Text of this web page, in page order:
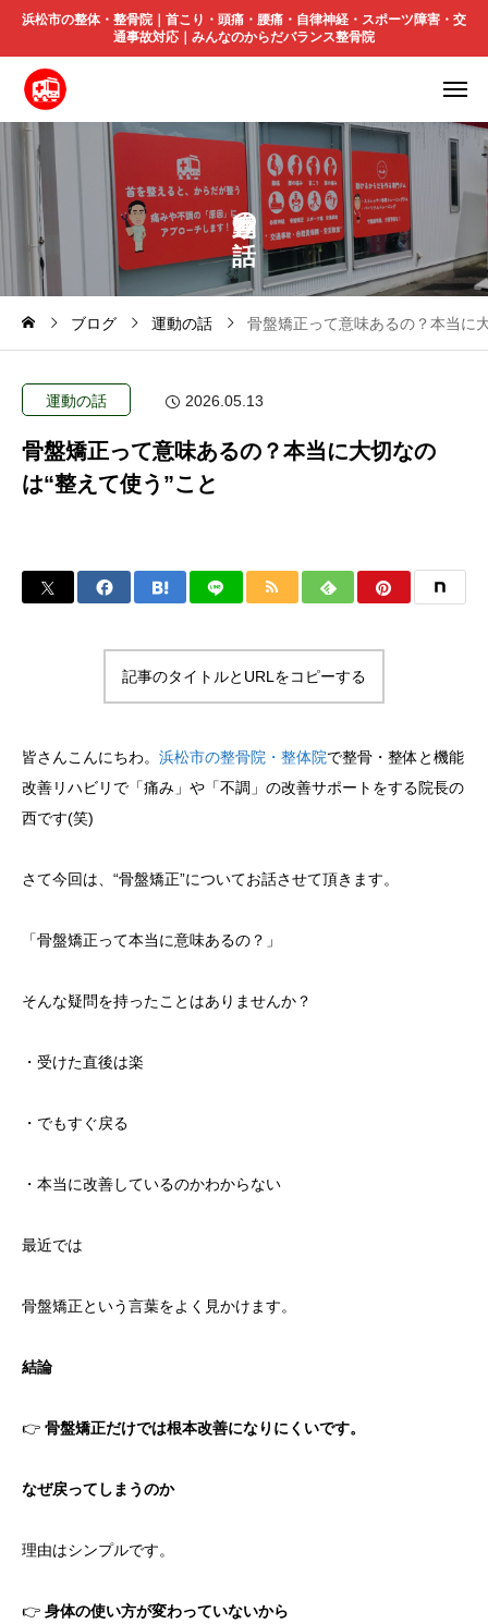
浜松市の整体・整骨院｜首こり・頭痛・腰痛・自律神経・スポーツ障害・交
通事故対応｜みんなのからだバランス整骨院
の
ブログ 運動の話 骨盤矯正って意味あるの？本当に
運動の話 2026.05.13
骨盤矯正って意味あるの？本当に大切なの
は“整えて使う”こと
記事のタイトルとURLをコピーする
皆さんこんにちわ。 浜松市の整骨院・整体院で整骨・整体と機能
改善リハビリで「痛み」や「不調」の改善サポートをする院長の
西です(笑)
さて今回は、“骨盤矯正”についてお話させて頂きます。
「骨盤矯正って本当に意味あるの？」
そんな疑問を持ったことはありませんか？
・受けた直後は楽
・でもすぐ戻る
・本当に改善しているのかわからない
最近では
骨盤矯正という言葉をよく見かけます。
結論
👉 骨盤矯正だけでは根本改善になりにくいです。
なぜ戻ってしまうのか
理由はシンプルです。
👉 身体の使い方が変わっていないから